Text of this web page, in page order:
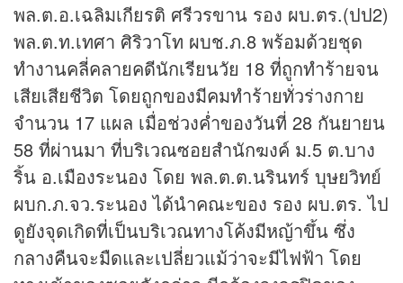
พล.ต.อ.เฉลิมเกียรติ ศรีวรขาน รอง ผบ.ตร.(ปป2)
พล.ต.ท.เทศา ศิริวาโท ผบช.ภ.8 พร้อมด้วยชุด
ทำงานคลี่คลายคดีนักเรียนวัย 18 ที่ถูกทำร้ายจน
เสียเสียชีวิต โดยถูกของมีคมทำร้ายทั่วร่างกาย
จำนวน 17 แผล เมื่อช่วงค่ำของวันที่ 28 กันยายน
58 ที่ผ่านมา ที่บริเวณซอยสำนักฆงค์ ม.5 ต.บาง
ริ้น อ.เมืองระนอง โดย พล.ต.ต.นรินทร์ บุษยวิทย์
ผบก.ภ.จว.ระนอง ได้นำคณะของ รอง ผบ.ตร. ไป
ดูยังจุดเกิดที่เป็นบริเวณทางโค้งมีหญ้าขึ้น ซึ่ง
กลางคืนจะมืดและเปลี่ยวแม้ว่าจะมีไฟฟ้า โดย